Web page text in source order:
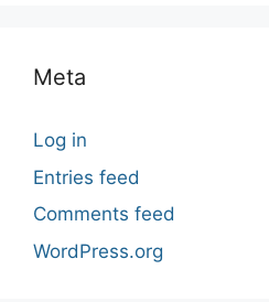
Meta
Log in
Entries feed
Comments feed
WordPress.org